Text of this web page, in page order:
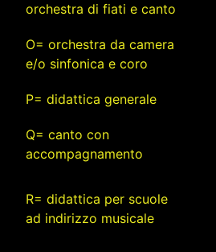
orchestra di fiati e canto
O= orchestra da camera
e/o sinfonica e coro
P= didattica generale
Q= canto con
accompagnamento
R= didattica per scuole
ad indirizzo musicale